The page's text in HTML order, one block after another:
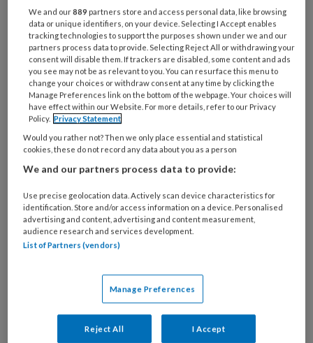
functie *
Bij
welke
organisatie
werk
je?
Untitled
Ontvang 2x per week de
KinderopvangTotaal nieuwsbrief
Ontvang iedere zondag het
Management Kinderopvang
Ja, ik geef toestemming voor e-mails
van KinderopvangTotaal en
Uw bovenstaande gegevens kunnen worden toegevoegd aan
uw profiel in overeenstemming met onsprivacy statement
We and our889 partners store and access personal data, like browsing
data or unique identifiers, on your device. Selecting I Accept enables
tracking technologies to support the purposes shown under we and our
partners process data to provide. Selecting Reject All or withdrawing your
consent will disable them. If trackers are disabled, some content and ads
you see may not be as relevant to you. You can resurface this menu to
change your choices or withdraw consent at any time by clicking the
Manage Preferences link on the bottom of the webpage. Your choices will
have effect within our Website. For more details, refer to our Privacy
Policy. Privacy Statement
Would you rather not? Then we only place essential and statistical
cookies, these do not record any data about you as a person
We and our partners process data to provide:
Use precise geolocation data. Actively scan device characteristics for
identification. Store and/or access information on a device. Personalised
advertising and content, advertising and content measurement,
audience research and services development.
List of Partners (vendors)
Manage Preferences
Reject All I Accept